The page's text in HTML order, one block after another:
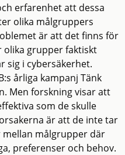
erfarenhet att dessa
olika målgruppers
är att det finns för
grupper faktiskt
sig i cybersäkerhet.
årliga kampanj Tänk
Men forskning visar att
som de skulle
är att de inte tar
målgrupper där
preferenser och behov.